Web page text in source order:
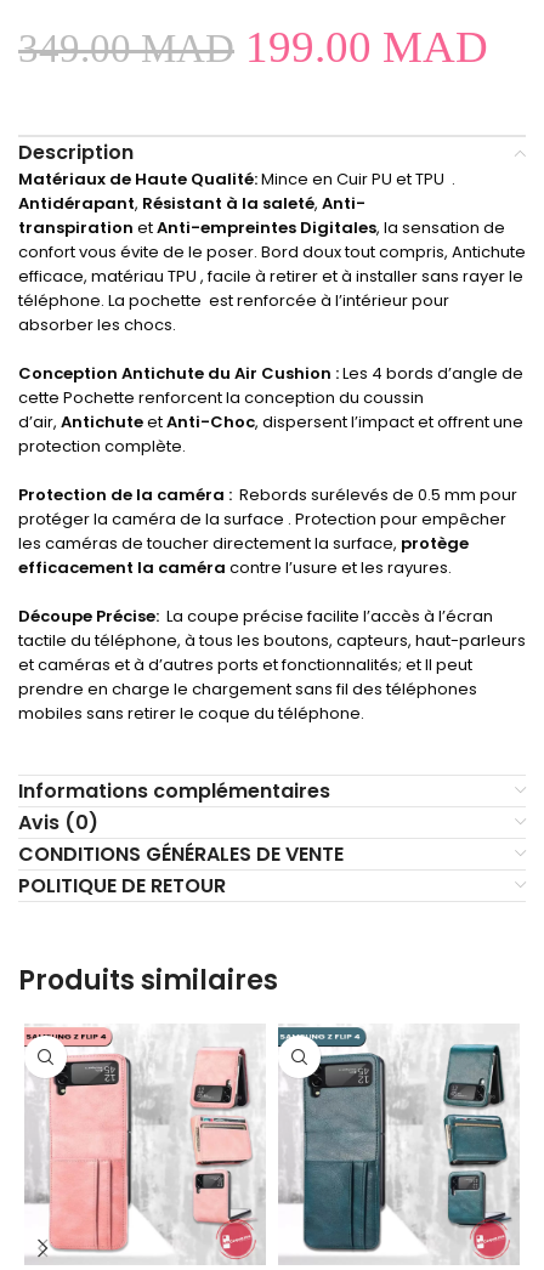
349.00MAD 199.00 MAD
Description
Matériaux de Haute Qualité:Mince en Cuir PU et TPU .
Antidérapant, Résistant à la saleté, Anti-
transpiration etAnti-empreintes Digitales, la sensation de
confort vous évite de le poser. Bord doux tout compris, Antichute
efficace, matériau TPU , facile à retirer et à installer sans rayer le
téléphone. La pochette est renforcée à l’intérieur pour
absorber les chocs.
Conception Antichute du Air Cushion :Les 4 bords d’angle de
cette Pochette renforcent la conception du coussin
d’air, AntichuteetAnti-Choc, dispersent l’impact et offrent une
protection complète.
Protection de la caméra : Rebords surélevés de 0.5 mm pour
protéger la caméra de la surface . Protection pour empêcher
les caméras de toucher directement la surface, protège
efficacement la caméra contre l’usure et les rayures.
Découpe Précise: La coupe précise facilite l’accès à l’écran
tactile du téléphone, à tous les boutons, capteurs, haut-parleurs
et caméras et à d’autres ports et fonctionnalités; et Il peut
prendre en charge le chargement sans fil des téléphones
mobiles sans retirer le coque du téléphone.
Informations complémentaires
Avis (0)
CONDITIONS GÉNÉRALES DE VENTE
POLITIQUE DE RETOUR
Produits similaires